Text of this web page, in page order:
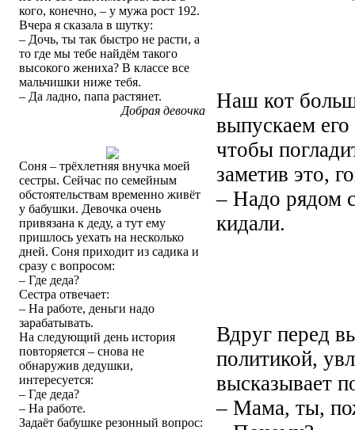
кого, конечно, – у мужа рост 192.
Вчера я сказала в шутку:
– Дочь, ты так быстро не расти, а
то где мы тебе найдём такого
высокого жениха? В классе все
мальчишки ниже тебя.
– Да ладно, папа растянет.
Добрая девочка
Соня – трёхлетняя внучка моей
сестры. Сейчас по семейным
обстоятельствам временно живёт
у бабушки. Девочка очень
привязана к деду, а тут ему
пришлось уехать на несколько
дней. Соня приходит из садика и
сразу с вопросом:
– Где деда?
Сестра отвечает:
– На работе, деньги надо
зарабатывать.
На следующий день история
повторяется – снова не
обнаружив дедушки,
интересуется:
– Где деда?
– На работе.
Задаёт бабушке резонный вопрос:
Наш кот
выпускаем
чтобы
заметив это,
– Надо рядом
кидали.
Вдруг перед
политикой,
высказывает
– Мама, ты,